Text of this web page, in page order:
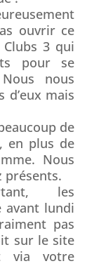
ouvrir ce
3 qui
pour se
nous
d’eux mais
de
en plus de
Nous
présents.
les
avant lundi
pas
sur le site
via votre